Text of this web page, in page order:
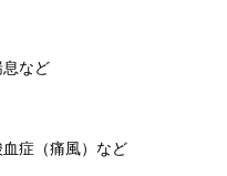
など
症（痛風）など